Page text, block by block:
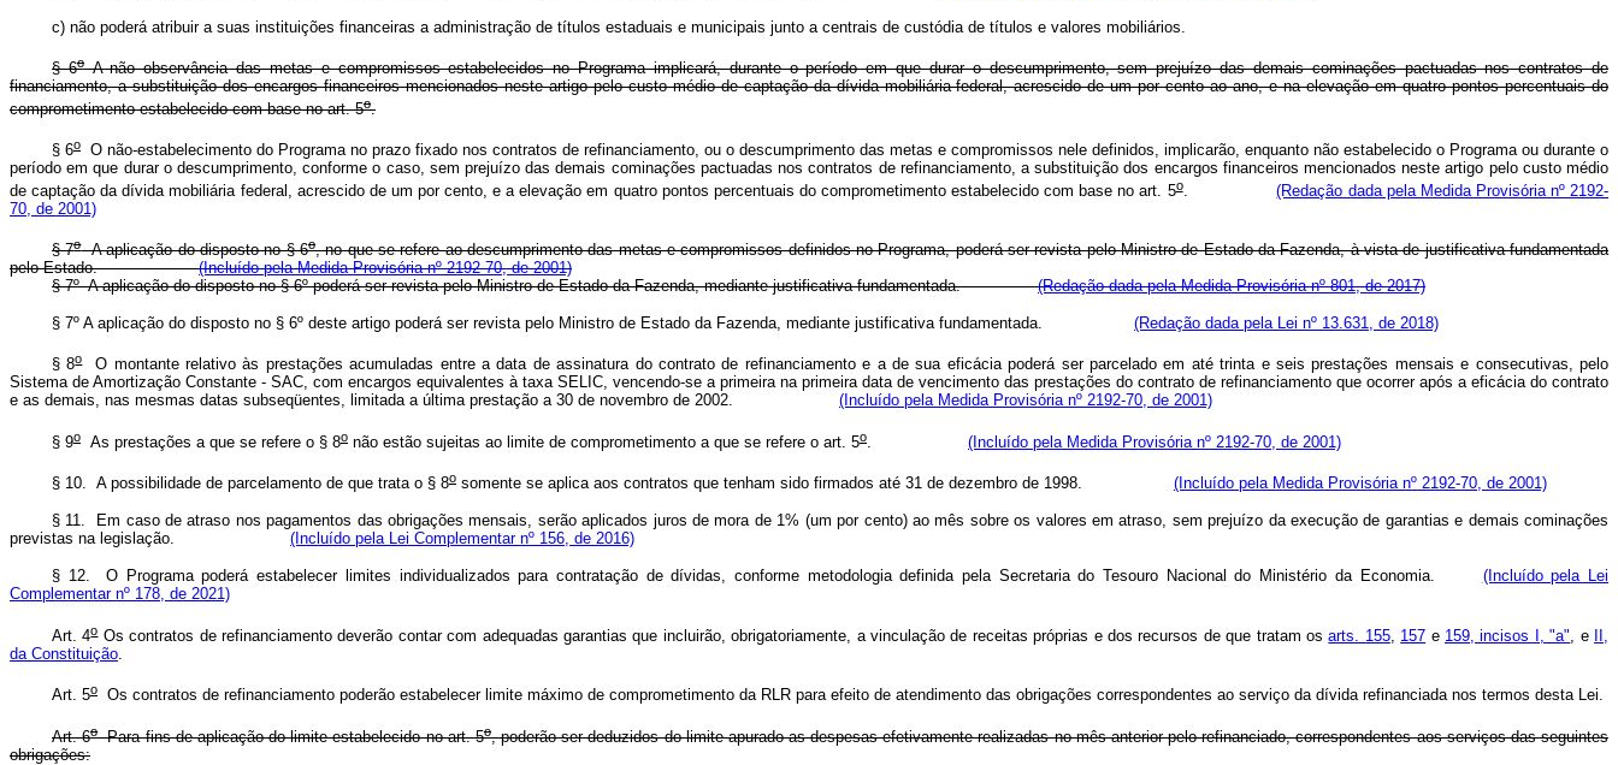
c) não poderá atribuir a suas instituições financeiras a administração de títulos estaduais e municipais junto a centrais de custódia de títulos e valores mobiliários.
§ 6oA não observância das metas e compromissos estabelecidos no Programa implicará, durante o período em que durar o descumprimento, sem prejuízo das demais cominações pactuadas nos contratos de
financiamento, a substituição dos encargos financeiros mencionados neste artigo pelo custo médio de captação da dívida mobiliária federal, acrescido de um por cento ao ano, e na elevação em quatro pontos percentuais do
comprometimento estabelecido com base no art. 5o.
§ 6o
O não-estabelecimento do Programa no prazo fixado nos contratos de refinanciamento, ou o descumprimento das metas e compromissos nele definidos, implicarão, enquanto não estabelecido o Programa ou durante o
período em que durar o descumprimento, conforme o caso, sem prejuízo das demais cominações pactuadas nos contratos de refinanciamento, a substituição dos encargos financeiros mencionados neste artigo pelo custo médio
de captação da dívida mobiliária federal, acrescido de um por cento, e a elevação em quatro pontos percentuais do comprometimento estabelecido com base no art. 5o.(Redação dada pela Medida Provisória nº 2192-
70, de 2001)
§ 7oA aplicação do disposto no § 6o, no que se refere ao descumprimento das metas e compromissos definidos no Programa, poderá ser revista pelo Ministro de Estado da Fazenda, à vista de justificativa fundamentada
pelo Estado.(Incluído pela Medida Provisória nº 2192-70, de 2001)
§ 7ºA aplicação do disposto no § 6ºpoderá ser revista pelo Ministro de Estado da Fazenda, mediante justificativa fundamentada.(Redação dada pela Medida Provisória nº 801, de 2017)
§ 7º A aplicação do disposto no § 6º deste artigo poderá ser revista pelo Ministro de Estado da Fazenda, mediante justificativa fundamentada. (Redação dada pela Lei nº 13.631, de 2018)
§ 8oO montante relativo às prestações acumuladas entre a data de assinatura do contrato de refinanciamento e a de sua eficácia poderá ser parcelado em até trinta e seis prestações mensais e consecutivas, pelo
Sistema de Amortização Constante - SAC, com encargos equivalentes à taxa SELIC, vencendo-se a primeira na primeira data de vencimento das prestações do contrato de refinanciamento que ocorrer após a eficácia do contrato
e as demais, nas mesmas datas subseqüentes, limitada a última prestação a 30 de novembro de 2002. (Incluído pela Medida Provisória nº 2192-70, de 2001)
§ 9o As prestações a que se refere o § 8o não estão sujeitas ao limite de comprometimento a que se refere o art. 5o (Incluído pela Medida Provisória nº 2192-70, de 2001)
§ 10. A possibilidade de parcelamento de que trata o § 8o somente se aplica aos contratos que tenham sido firmados até 31 de dezembro de 1998. (Incluído pela Medida Provisória nº 2192-70, de 2001)
§ 11. Em caso de atraso nos pagamentos das obrigações mensais, serão aplicados juros de mora de 1% (um por cento) ao mês sobre os valores em atraso, sem prejuízo da execução de garantias e demais cominações
previstas na legislação. (Incluído pela Lei Complementar nº 156, de 2016)
§ 12. O Programa poderá estabelecer limites individualizados para contratação de dívidas, conforme metodologia definida pela Secretaria do Tesouro Nacional do Ministério da Economia. (Incluído pela Lei
Complementar nº 178, de 2021)
Art. 4oOs contratos de refinanciamento deverão contar com adequadas garantias que incluirão, obrigatoriamente, a vinculação de receitas próprias e dos recursos de que tratam osarts. 155, 157 e 159, incisos I, "a" , e
da Constituição
Art. 5o Os contratos de refinanciamento poderão estabelecer limite máximo de comprometimento da RLR para efeito de atendimento das obrigações correspondentes ao serviço da dívida refinanciada nos termos desta Lei.
Art. 6oPara fins de aplicação do limite estabelecido no art. 5o, poderão ser deduzidos do limite apurado as despesas efetivamente realizadas no mês anterior pelo refinanciado, correspondentes aos serviços das seguintes
obrigações: